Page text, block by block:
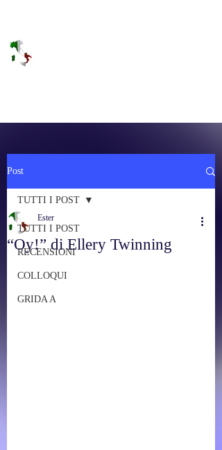
Post
TUTTI I POST
RECENSIONI
COLLOQUI
GRIDA A
TUTTI I POST
“Oy!” di Ellery Twinning
Ester